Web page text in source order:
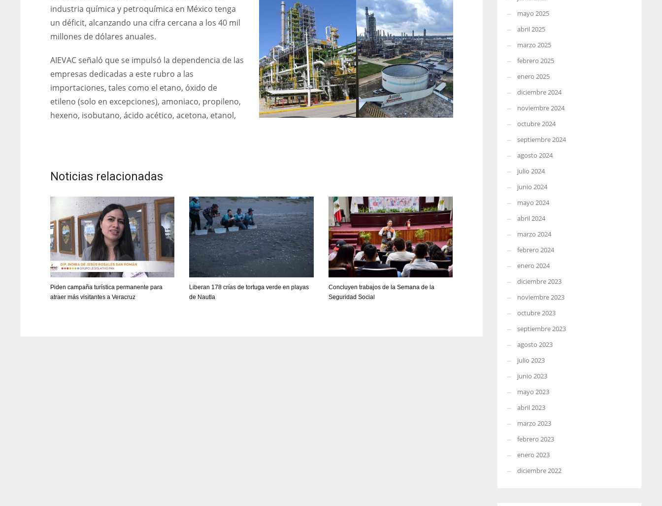
industria química y petroquímica en México tenga
un déficit, alcanzando una cifra cercana a los 40 mil
millones de dólares anuales.
AIEVAC señaló que se impulsó la dependencia de las
empresas dedicadas a este rubro a las
importaciones, tales como el etano, óxido de
etileno (solo en excepciones), amoniaco, propileno,
hexeno, isobutano, ácido acético, acetona, etanol,
Noticias relacionadas
Piden campaña turística permanente para
atraer más visitantes a Veracruz
Liberan 178 crías de tortuga verde en playas
de Nautla
Concluyen trabajos de la Semana de la
Seguridad Social
mayo 2025
abril 2025
marzo 2025
febrero 2025
enero 2025
diciembre 2024
noviembre 2024
octubre 2024
septiembre 2024
agosto 2024
julio 2024
junio 2024
mayo 2024
abril 2024
marzo 2024
febrero 2024
enero 2024
diciembre 2023
noviembre 2023
octubre 2023
septiembre 2023
agosto 2023
julio 2023
junio 2023
mayo 2023
abril 2023
marzo 2023
febrero 2023
enero 2023
diciembre 2022